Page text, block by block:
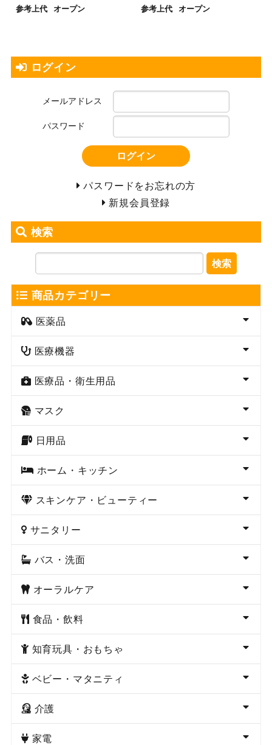
参考上代 オープン 参考上代 オープン
ログイン
メールアドレス
パスワード
ログイン
パスワードをお忘れの方
新規会員登録
検索
検索
商品カテゴリー
医薬品
医療機器
医療品・衛生用品
マスク
日用品
ホーム・キッチン
スキンケア・ビューティー
サニタリー
バス・洗面
オーラルケア
食品・飲料
知育玩具・おもちゃ
ベビー・マタニティ
介護
家電